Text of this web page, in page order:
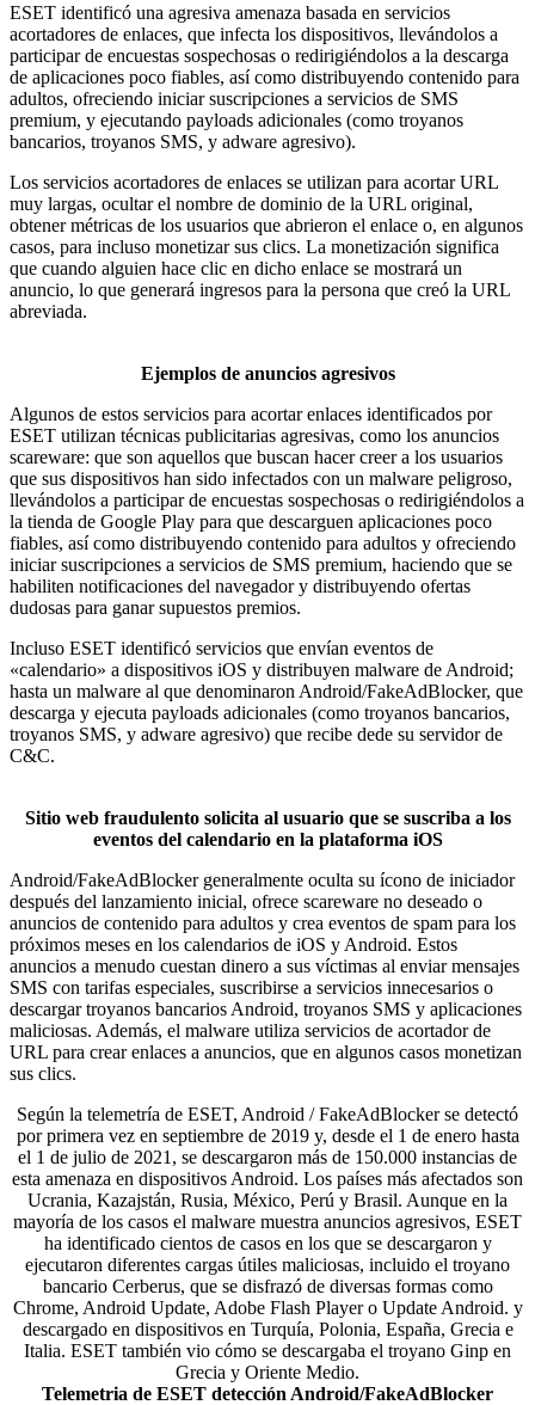
ESET identificó una agresiva amenaza basada en servicios
acortadores de enlaces, que infecta los dispositivos, llevándolos a
participar de encuestas sospechosas o redirigiéndolos a la descarga
de aplicaciones poco fiables, así como distribuyendo contenido para
adultos, ofreciendo iniciar suscripciones a servicios de SMS
premium, y ejecutando payloads adicionales (como troyanos
bancarios, troyanos SMS, y adware agresivo).
Los servicios acortadores de enlaces se utilizan para acortar URL
muy largas, ocultar el nombre de dominio de la URL original,
obtener métricas de los usuarios que abrieron el enlace o, en algunos
casos, para incluso monetizar sus clics. La monetización significa
que cuando alguien hace clic en dicho enlace se mostrará un
anuncio, lo que generará ingresos para la persona que creó la URL
abreviada.
Ejemplos de anuncios agresivos
Algunos de estos servicios para acortar enlaces identificados por
ESET utilizan técnicas publicitarias agresivas, como los anuncios
scareware: que son aquellos que buscan hacer creer a los usuarios
que sus dispositivos han sido infectados con un malware peligroso,
llevándolos a participar de encuestas sospechosas o redirigiéndolos a
la tienda de Google Play para que descarguen aplicaciones poco
fiables, así como distribuyendo contenido para adultos y ofreciendo
iniciar suscripciones a servicios de SMS premium, haciendo que se
habiliten notificaciones del navegador y distribuyendo ofertas
dudosas para ganar supuestos premios.
Incluso ESET identificó servicios que envían eventos de
«calendario» a dispositivos iOS y distribuyen malware de Android;
hasta un malware al que denominaron Android/FakeAdBlocker, que
descarga y ejecuta payloads adicionales (como troyanos bancarios,
troyanos SMS, y adware agresivo) que recibe dede su servidor de
C&C.
Sitio web fraudulento solicita al usuario que se suscriba a los
eventos del calendario en la plataforma iOS
Android/FakeAdBlocker generalmente oculta su ícono de iniciador
después del lanzamiento inicial, ofrece scareware no deseado o
anuncios de contenido para adultos y crea eventos de spam para los
próximos meses en los calendarios de iOS y Android. Estos
anuncios a menudo cuestan dinero a sus víctimas al enviar mensajes
SMS con tarifas especiales, suscribirse a servicios innecesarios o
descargar troyanos bancarios Android, troyanos SMS y aplicaciones
maliciosas. Además, el malware utiliza servicios de acortador de
URL para crear enlaces a anuncios, que en algunos casos monetizan
sus clics.
Según la telemetría de ESET, Android / FakeAdBlocker se detectó
por primera vez en septiembre de 2019 y, desde el 1 de enero hasta
el 1 de julio de 2021, se descargaron más de 150.000 instancias de
esta amenaza en dispositivos Android. Los países más afectados son
Ucrania, Kazajstán, Rusia, México, Perú y Brasil. Aunque en la
mayoría de los casos el malware muestra anuncios agresivos, ESET
ha identificado cientos de casos en los que se descargaron y
ejecutaron diferentes cargas útiles maliciosas, incluido el troyano
bancario Cerberus, que se disfrazó de diversas formas como
Chrome, Android Update, Adobe Flash Player o Update Android. y
descargado en dispositivos en Turquía, Polonia, España, Grecia e
Italia. ESET también vio cómo se descargaba el troyano Ginp en
Grecia y Oriente Medio.
Telemetria de ESET detección Android/FakeAdBlocker